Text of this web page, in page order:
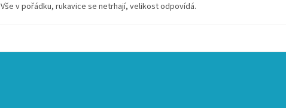
Vše v pořádku, rukavice se netrhají, velikost odpovídá.